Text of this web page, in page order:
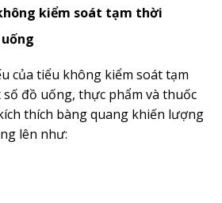
kiểm soát tạm thời
của tiểu không kiểm soát tạm
đồ uống, thực phẩm và thuốc
thích bàng quang khiến lượng
lên như: